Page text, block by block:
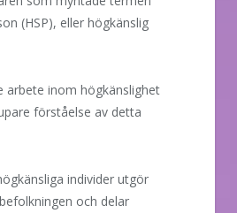
(HSP), eller högkänslig
arbete inom högkänslighet
förståelse av detta
individer utgör
och delar